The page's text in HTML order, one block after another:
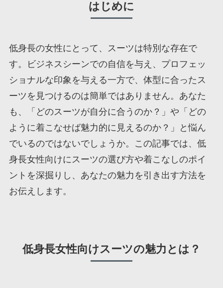
はじめに
低身長の女性にとって、スーツは特別な存在で
す。ビジネスシーンでの自信を与え、プロフェッ
ショナルな印象を与える一方で、体型に合ったス
ーツを見つけるのは簡単ではありません。あなた
も、「どのスーツが自分に合うのか？」や「どの
ように着こなせば魅力的に見えるのか？」と悩ん
でいるのではないでしょうか。この記事では、低
身長女性向けにスーツの選び方や着こなしのポイ
ントを深掘りし、あなたの魅力を引き出す方法を
お伝えします。
低身長女性向けスーツの魅力とは？